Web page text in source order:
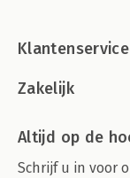
Klantenservice
Zakelijk
Altijd op de
Schrijf u in voor